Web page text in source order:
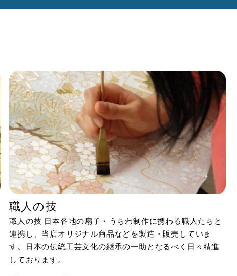
職人の技
職人の技 日本各地の扇子・うちわ制作に携わる職人たちと
連携し、当店オリジナル商品などを製造・販売していま
す。日本の伝統工芸文化の継承の一助となるべく日々精進
しております。